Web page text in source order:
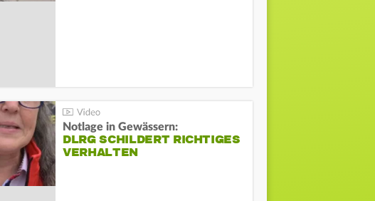
Notlage in Gewässern:
DLRG SCHILDERT RICHTIGES
VERHALTEN